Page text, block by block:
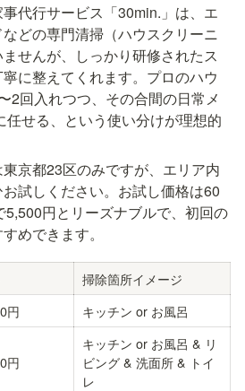
代行サービス「30min.」は、エ
どの専門清掃（ハウスクリーニ
せんが、しっかり研修されたス
に整えてくれます。プロのハウ
2回入れつつ、その合間の日常メ
任せる、という使い分けが理想的
京都23区のみですが、エリア内
試しください。お試し価格は60
円とリーズナブルで、初回の
めできます。
掃除箇所イメージ
円 キッチン or お風呂
円
キッチン or お風呂 & リ
ビング & 洗面所 & トイ
レ